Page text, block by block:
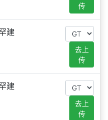
传
建
去上
传
建
去上
传